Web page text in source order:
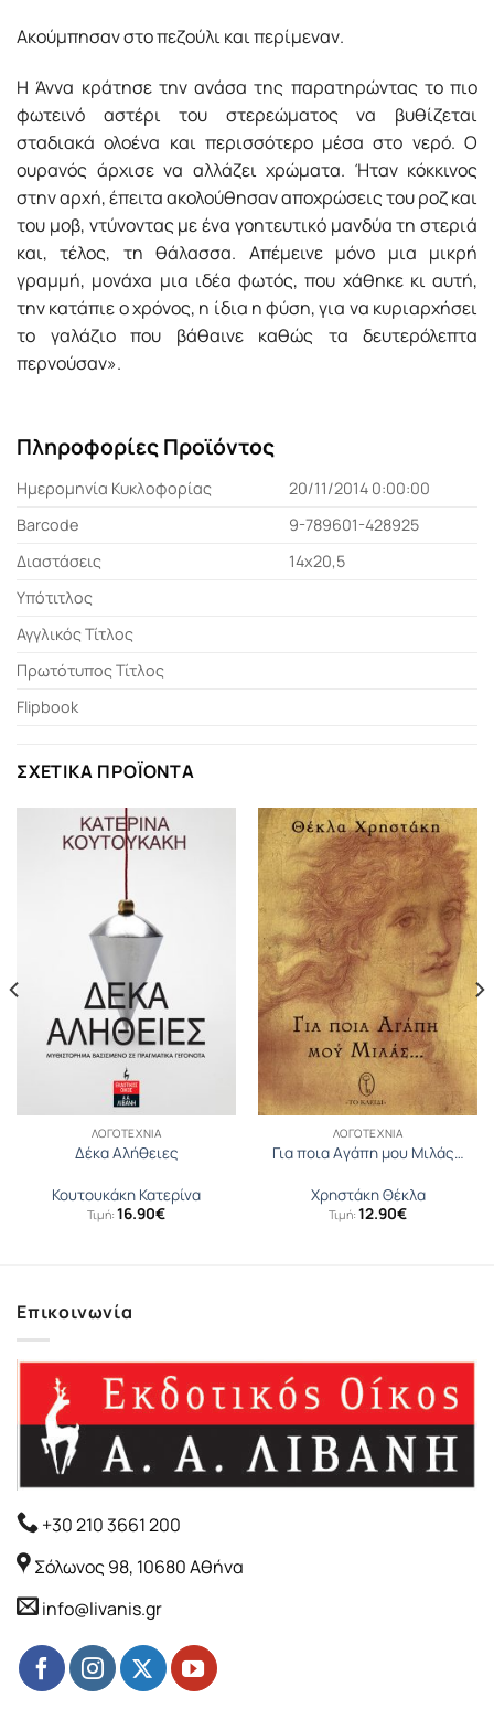
Ακούμπησαν στο πεζούλι και περίμεναν.
Η Άννα κράτησε την ανάσα της παρατηρώντας το πιο
φωτεινό αστέρι του στερεώματος να βυθίζεται
σταδιακά ολοένα και περισσότερο μέσα στο νερό. Ο
ουρανός άρχισε να αλλάζει χρώματα. Ήταν κόκκινος
στην αρχή, έπειτα ακολούθησαν αποχρώσεις του ροζ και
του μοβ, ντύνοντας με ένα γοητευτικό μανδύα τη στεριά
και, τέλος, τη θάλασσα. Απέμεινε μόνο μια μικρή
γραμμή, μονάχα μια ιδέα φωτός, που χάθηκε κι αυτή,
την κατάπιε ο χρόνος, η ίδια η φύση, για να κυριαρχήσει
το γαλάζιο που βάθαινε καθώς τα δευτερόλεπτα
περνούσαν».
Πληροφορίες Προϊόντος
Ημερομηνία Κυκλοφορίας
20/11/2014 0:00:00
Barcode
9-789601-428925
Διαστάσεις
14x20,5
Υπότιτλος
Αγγλικός Τίτλος
Πρωτότυπος Τίτλος
Flipbook
ΣΧΕΤΙΚΆ ΠΡΟΪΌΝΤΑ
ΛΟΓΟΤΕΧΝΊΑ
Δέκα Αλήθειες
Κουτουκάκη Κατερίνα
Τιμή: 16.90€
ΛΟΓΟΤΕΧΝΊΑ
Για ποια Aγάπη μου Mιλάς…
Χρηστάκη Θέκλα
Τιμή: 12.90€
Επικοινωνία
+30 210 3661 200
Σόλωνος 98, 10680 Αθήνα
info@livanis.gr